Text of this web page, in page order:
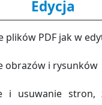
Edycja
plików PDF jak w
obrazów i rysunków
i usuwanie stron,